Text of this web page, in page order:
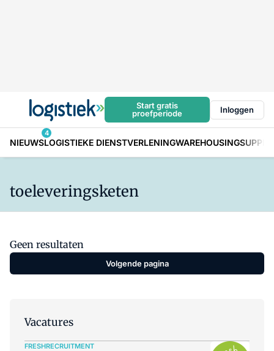
Start gratis
proefperiode
Inloggen
NIEUWS
4
LOGISTIEKE DIENSTVERLENINGWAREHOUSING
toeleveringsketen
Geen resultaten
Volgende pagina
Vacatures
FRESHRECRUITMENT